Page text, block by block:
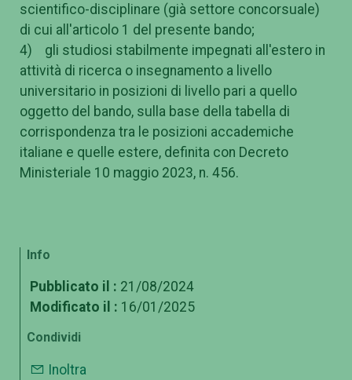
scientifico-disciplinare (già settore concorsuale)
di cui all'articolo 1 del presente bando;
4) gli studiosi stabilmente impegnati all'estero in
attività di ricerca o insegnamento a livello
universitario in posizioni di livello pari a quello
oggetto del bando, sulla base della tabella di
corrispondenza tra le posizioni accademiche
italiane e quelle estere, definita con Decreto
Ministeriale 10 maggio 2023, n. 456.
Info
Pubblicato il : 21/08/2024
Modificato il : 16/01/2025
Condividi
Inoltra